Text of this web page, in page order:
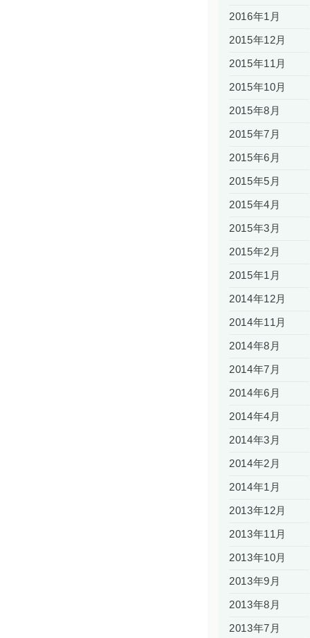
2016年1月
2015年12月
2015年11月
2015年10月
2015年8月
2015年7月
2015年6月
2015年5月
2015年4月
2015年3月
2015年2月
2015年1月
2014年12月
2014年11月
2014年8月
2014年7月
2014年6月
2014年4月
2014年3月
2014年2月
2014年1月
2013年12月
2013年11月
2013年10月
2013年9月
2013年8月
2013年7月